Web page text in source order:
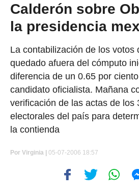
Calderón sobre
la presidencia
La contabilización de los votos
quedado afuera del cómputo
diferencia de un 0.65 por
candidato oficialista. Mañana
verificación de las actas de los
electorales del país para
la contienda
Por Virginia | 05-07-2006 18:57